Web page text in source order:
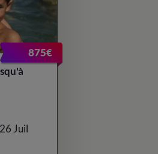
875€
Juil